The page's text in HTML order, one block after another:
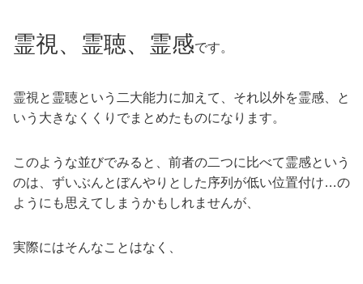
霊視、霊聴、霊感です。
霊視と霊聴という二大能力に加えて、それ以外を霊感、と
いう大きなくくりでまとめたものになります。
このような並びでみると、前者の二つに比べて霊感という
のは、ずいぶんとぼんやりとした序列が低い位置付け…の
ようにも思えてしまうかもしれませんが、
実際にはそんなことはなく、